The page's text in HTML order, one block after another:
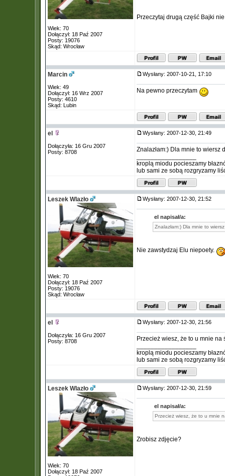
Wiek: 70
Dołączył: 18 Paź 2007
Posty: 19076
Skąd: Wrocław
Przeczytaj drugą część Bajki
Marcin
Wiek: 49
Dołączył: 16 Wrz 2007
Posty: 4610
Skąd: Lubin
Wysłany: 2007-10-21, 17:10
Na pewno przeczytam
el
Dołączyła: 16 Gru 2007
Posty: 8708
Wysłany: 2007-12-30, 21:49
Znalazłam:) Dla mnie to wiersz
kroplą miodu pocieszamy
lub sami ze sobą rozgryzamy
Leszek Wlazło
Wiek: 70
Dołączył: 18 Paź 2007
Posty: 19076
Skąd: Wrocław
Wysłany: 2007-12-30, 21:52
el napisał/a:
Znalazłam:) Dla mnie to
Nie zawstydzaj Elu niepoety.
el
Dołączyła: 16 Gru 2007
Posty: 8708
Wysłany: 2007-12-30, 21:56
Przecież wiesz, że to u mnie na
kroplą miodu pocieszamy
lub sami ze sobą rozgryzamy
Leszek Wlazło
Wiek: 70
Dołączył: 18 Paź 2007
Wysłany: 2007-12-30, 21:59
el napisał/a:
Przecież wiesz, że to u mnie
Zrobisz zdjęcie?